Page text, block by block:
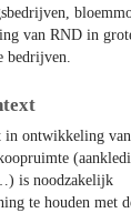
van RND in
bedrijven.
in ontwikkeling
is noodzakelijk
te houden met